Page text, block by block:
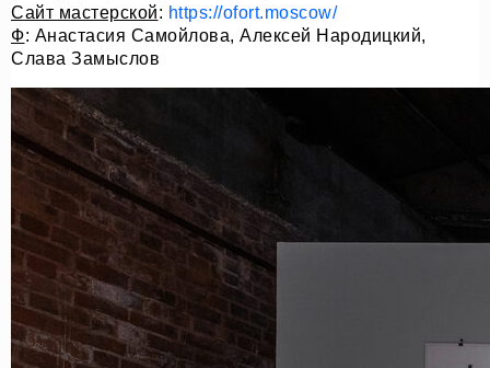
Сайт мастерской: https://ofort.moscow/
Ф: Анастасия Самойлова, Алексей Народицкий,
Слава Замыслов